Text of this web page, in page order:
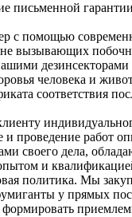
письменной
с помощью
не вызывающих
дезинсекторами
человека и
соответствия
и проведение работ
своего дела,
и
политика. Мы
у прямых
формировать